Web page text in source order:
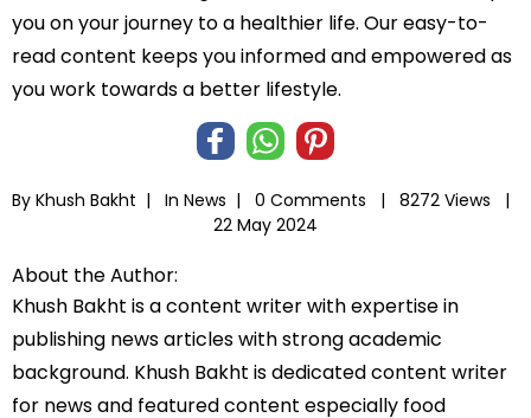
you on your journey to a healthier life. Our easy-to-
read content keeps you informed and empowered as
you work towards a better lifestyle.
By Khush Bakht | In News | 0 Comments |
8272 Views |
22 May 2024
About the Author:
Khush Bakht is a content writer with expertise in
publishing news articles with strong academic
background. Khush Bakht is dedicated content writer
for news and featured content especially food